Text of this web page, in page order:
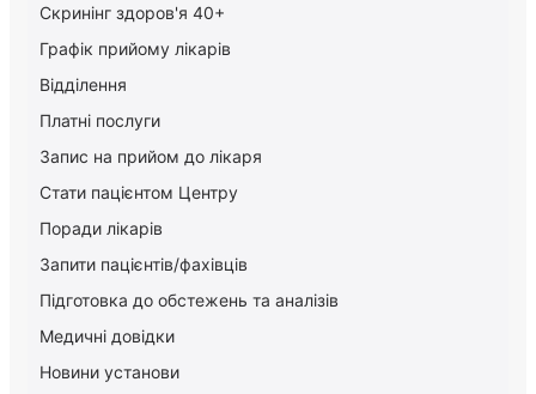
Скринінг здоров'я 40+
Графік прийому лікарів
Відділення
Платні послуги
Запис на прийом до лікаря
Стати пацієнтом Центру
Поради лікарів
Запити пацієнтів/фахівців
Підготовка до обстежень та аналізів
Медичні довідки
Новини установи